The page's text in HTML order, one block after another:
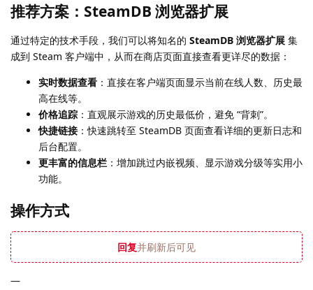
推荐方案：SteamDB 浏览器扩展
通过特定的技术手段，我们可以将知名的 SteamDB 浏览器扩展 集
成到 Steam 客户端中，从而在商店页面直接查看更详尽的数据：
实时数据查看 ：直接在客户端页面显示当前在线人数、历史最
高在线等。
价格追踪 ：直观展示游戏的历史最低价，避免 “背刺”。
快捷链接 ：快速跳转至 SteamDB 页面查看详细的更新日志和
后台配置。
更丰富的信息栏 ：增加跳过内嵌视频、显示游戏分级等实用小
功能。
操作方式
回复并刷新后可见
—